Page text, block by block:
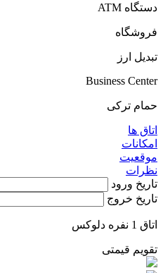
دستگاه ATM
فروشگاه
تبديل ارز
Business Center
حمام ترکی
اتاق ها
امکانات
موقعیت
نظرات
تاریخ ورود
تاریخ خروج
اتاق 1 نفره دلوکس
تقویم قیمتی